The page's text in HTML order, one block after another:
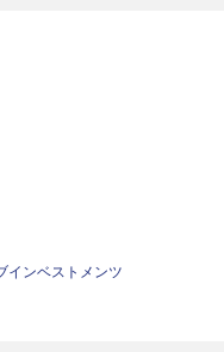
インベストメンツ